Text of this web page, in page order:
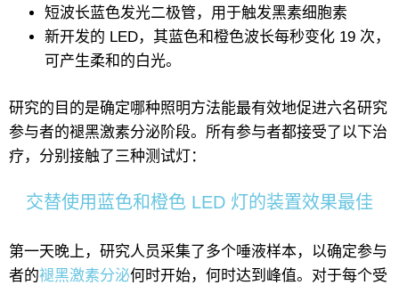
短波长蓝色发光二极管，用于触发黑素细胞素
新开发的 LED，其蓝色和橙色波长每秒变化 19 次，
可产生柔和的白光。
研究的目的是确定哪种照明方法能最有效地促进六名研究
参与者的褪黑激素分泌阶段。所有参与者都接受了以下治
疗，分别接触了三种测试灯：
交替使用蓝色和橙色 LED 灯的装置效果最佳
第一天晚上，研究人员采集了多个唾液样本，以确定参与
者的褪黑激素分泌何时开始，何时达到峰值。对于每个受